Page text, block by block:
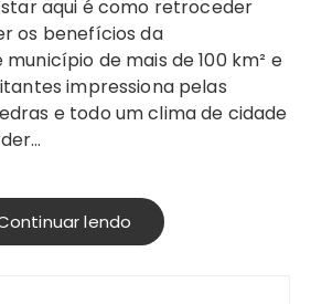
aqui é como retroceder
os benefícios da
de mais de 100 km² e
impressiona pelas
e todo um clima de cidade
lendo